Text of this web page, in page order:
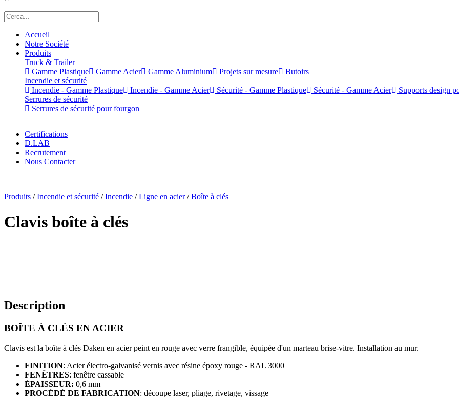
Accueil
Notre Société
Produits
Truck & Trailer
Gamme Plastique
Gamme Acier Gamme Aluminium Projets sur mesure
Butoirs
Incendie et sécurité
Incendie - Gamme Plastique
Incendie - Gamme Acier Sécurité - Gamme Plastique Sécurité - Gamme Acier
Supports design
Serrures de sécurité
Serrures de sécurité pour fourgon
Certifications
D.LAB
Recrutement
Nous Contacter
Produits /Incendie et sécurité /Incendie /Ligne en acier/Boîte à clés
Clavis boîte à clés
Description
BOÎTE À CLÉS EN ACIER
Clavis est la boîte à clés Daken en acier peint en rouge avec verre frangible, équipée d'un marteau brise-vitre. Installation au mur.
FINITION: Acier électro-galvanisé vernis avec résine époxy rouge - RAL 3000
FENÊTRES: fenêtre cassable
ÉPAISSEUR: 0,6 mm
PROCÉDÉ DE FABRICATION: découpe laser, pliage, rivetage, vissage